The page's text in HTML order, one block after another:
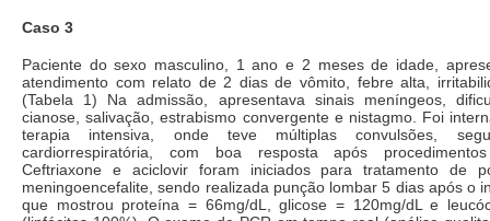
Caso 3
Paciente do sexo masculino, 1 ano e 2 meses de idade,
atendimento com relato de 2 dias de vômito, febre alta,
(Tabela 1) Na admissão, apresentava sinais meníngeos,
cianose, salivação, estrabismo convergente e nistagmo. Foi
terapia intensiva, onde teve múltiplas convulsões,
cardiorrespiratória, com boa resposta após
Ceftriaxone e aciclovir foram iniciados para tratamento de
meningoencefalite, sendo realizada punção lombar 5 dias após o
que mostrou proteína = 66mg/dL, glicose = 120mg/dL e